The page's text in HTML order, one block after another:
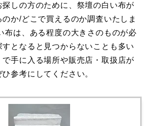
探しの方のために、祭壇の白い布が
か/どこで買えるのか調査いたしま
布は、ある程度の大きさのものが必
となると見つからないことも多い
で手に入る場所や販売店・取扱店が
参考にしてください。